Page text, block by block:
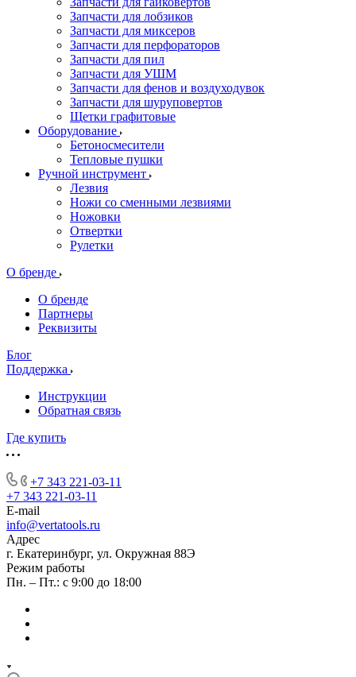
Запчасти для лобзиков
Запчасти для миксеров
Запчасти для перфораторов
Запчасти для пил
Запчасти для УШМ
Запчасти для фенов и воздуходувок
Запчасти для шуруповертов
Щетки графитовые
Оборудование
Бетоносмесители
Тепловые пушки
Ручной инструмент
Лезвия
Ножи со сменными лезвиями
Ножовки
Отвертки
Рулетки
О бренде
О бренде
Партнеры
Реквизиты
Блог
Поддержка
Инструкции
Обратная связь
Где купить
+7 343 221-03-11
+7 343 221-03-11
E-mail
info@vertatools.ru
Адрес
г. Екатеринбург, ул. Окружная 88Э
Режим работы
Пн. – Пт.: с 9:00 до 18:00